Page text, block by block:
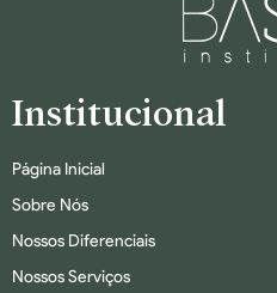
Institucional
Página Inicial
Sobre Nós
Nossos Diferenciais
Nossos Serviços